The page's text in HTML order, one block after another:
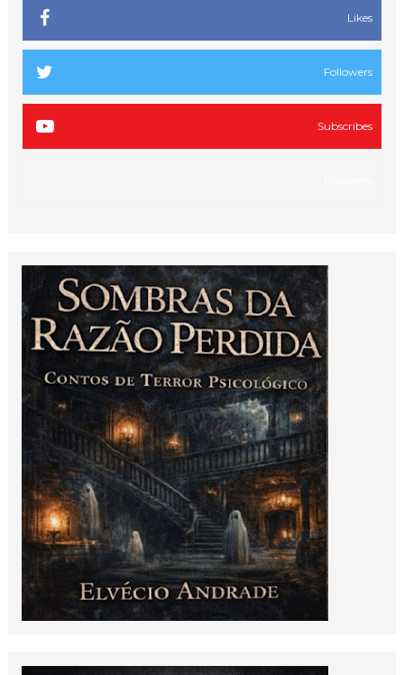
Likes
Followers
Subscribes